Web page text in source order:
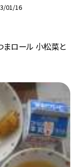
01/16
まロール 小松菜と